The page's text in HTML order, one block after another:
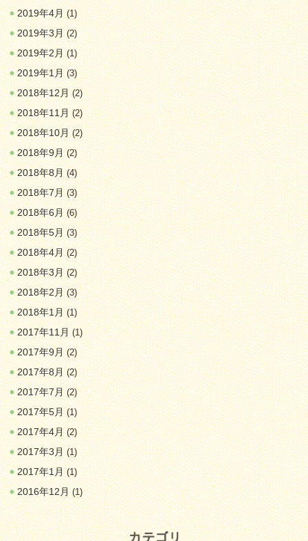
2019年4月(1)
2019年3月(2)
2019年2月(1)
2019年1月(3)
2018年12月(2)
2018年11月(2)
2018年10月(2)
2018年9月(2)
2018年8月(4)
2018年7月(3)
2018年6月(6)
2018年5月(3)
2018年4月(2)
2018年3月(2)
2018年2月(3)
2018年1月(1)
2017年11月(1)
2017年9月(2)
2017年8月(2)
2017年7月(2)
2017年5月(1)
2017年4月(2)
2017年3月(1)
2017年1月(1)
2016年12月(1)